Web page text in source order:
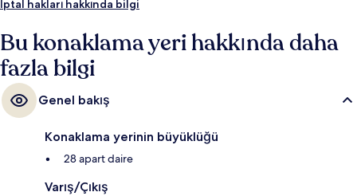
İptal hakları hakkında bilgi
Bu konaklama yeri hakkında daha
fazla bilgi
Genel bakış
Konaklama yerinin büyüklüğü
28 apart daire
Varış/Çıkış